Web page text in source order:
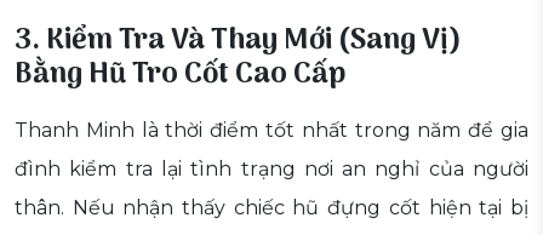
3. Kiểm Tra Và Thay Mới (Sang Vị)
Bằng Hũ Tro Cốt Cao Cấp
Thanh Minh là thời điểm tốt nhất trong năm để gia
đình kiểm tra lại tình trạng nơi an nghỉ của người
thân. Nếu nhận thấy chiếc hũ đựng cốt hiện tại bị